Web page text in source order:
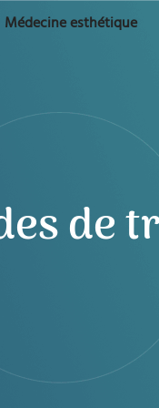
Médecine esthétique
de